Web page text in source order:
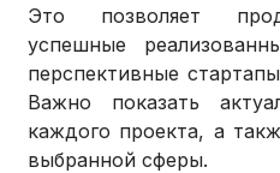
Это позволяет
успешные
перспективные
Важно показать
каждого проекта, а
выбранной сферы.